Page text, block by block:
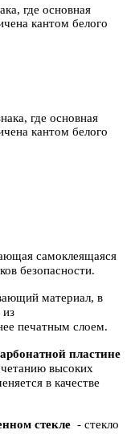
где основная
кантом белого
где основная
кантом белого
самоклеящаяся
безопасности.
материал, в
из
печатным слоем.
пластине
высоких
в качестве
стекле - стекло